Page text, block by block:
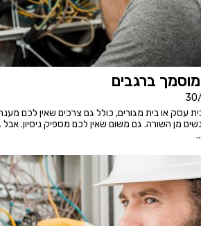
ברגבים
בית עסק או בית מגורים, כולל גם צרכים שאין לכם
מן השורה. גם משום שאין לכם מספיק ניסיון.